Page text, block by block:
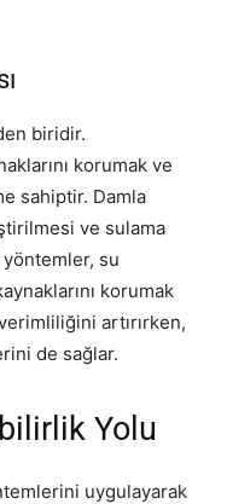
biridir.
korumak ve
sahiptir. Damla
ve sulama
yöntemler, su
korumak
artırırken,
de sağlar.
Yolu
uygulayarak